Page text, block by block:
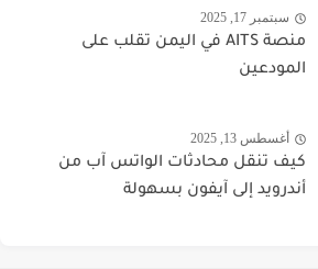
سبتمبر 17, 2025
منصة AITS في اليمن تقلب على
المودعين
أغسطس 13, 2025
كيف تنقل محادثات الواتس آب من
أندرويد إلى آيفون بسهولة